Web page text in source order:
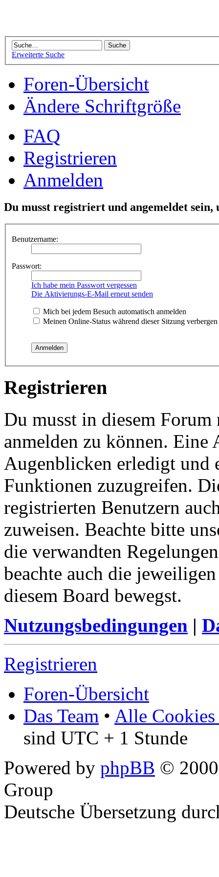
Erweiterte Suche
Foren-Übersicht
Ändere Schriftgröße
FAQ
Registrieren
Anmelden
Du musst registriert und angemeldet sein,
Benutzername:
Passwort:
Ich habe mein Passwort vergessen
Die Aktivierungs-E-Mail erneut senden
Mich bei jedem Besuch automatisch anmelden
Meinen Online-Status während dieser Sitzung verbergen
Registrieren
Du musst in diesem
anmelden zu können.
Augenblicken erledigt und
Funktionen zuzugreifen.
registrierten Benutzern
zuweisen. Beachte bitte
die verwandten
beachte auch die
diesem Board bewegst.
Nutzungsbedingungen |
Registrieren
Foren-Übersicht
Das Team • Alle Cookies
sind UTC + 1 Stunde
Powered by phpBB ©
Group
Deutsche Übersetzung